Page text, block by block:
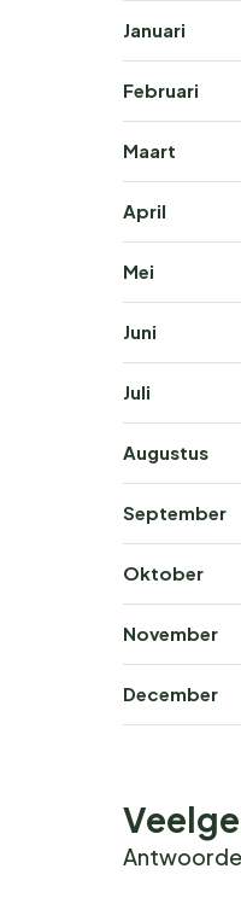
Januari
Februari
Maart
April
Mei
Juni
Juli
Augustus
September
Oktober
November
December